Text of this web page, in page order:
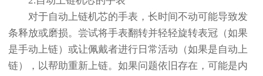
对于自动上链机芯的手表，长时间不动可能导致发
条释放或磨损。尝试将手表翻转并轻轻旋转表冠（如果
是手动上链）或让佩戴者进行日常活动（如果是自动上
链），以帮助重新上链。如果问题依旧存在，可能是内